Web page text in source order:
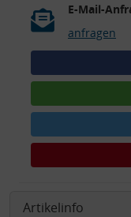
E-Mail-
anfragen
Artikelinfo